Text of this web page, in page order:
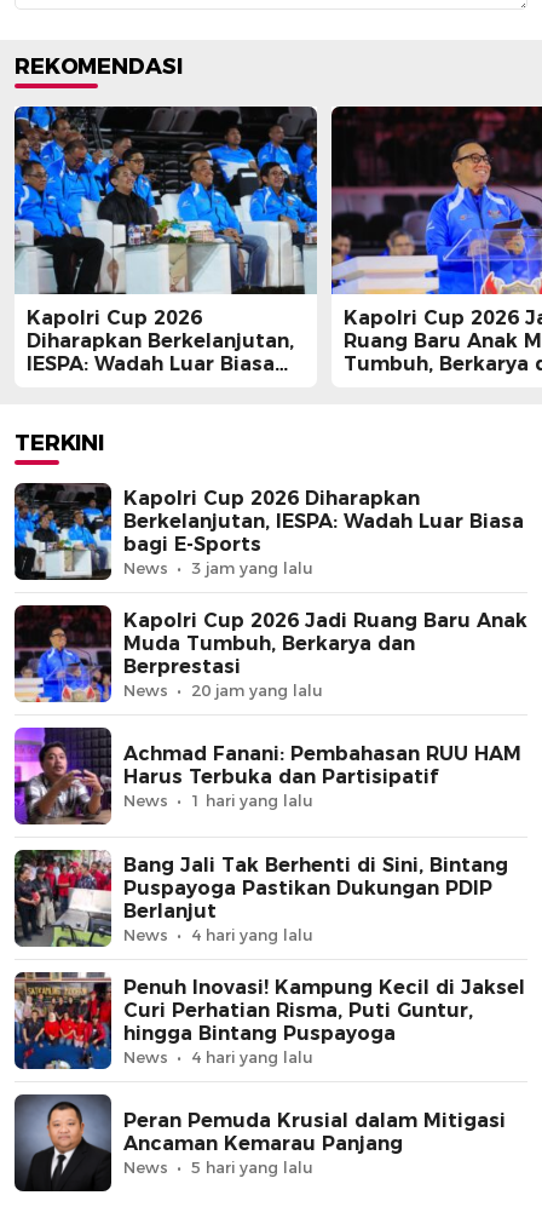
REKOMENDASI
Kapolri Cup 2026
Diharapkan Berkelanjutan,
IESPA: Wadah Luar Biasa
Kapolri Cup 2026
Ruang Baru Anak
Tumbuh, Berkarya
TERKINI
Kapolri Cup 2026 Diharapkan
Berkelanjutan, IESPA: Wadah Luar Biasa
bagi E-Sports
News 3 jam yang lalu
Kapolri Cup 2026 Jadi Ruang Baru Anak
Muda Tumbuh, Berkarya dan
Berprestasi
News 20 jam yang lalu
Achmad Fanani: Pembahasan RUU HAM
Harus Terbuka dan Partisipatif
News 1 hari yang lalu
Bang Jali Tak Berhenti di Sini, Bintang
Puspayoga Pastikan Dukungan PDIP
Berlanjut
News 4 hari yang lalu
Penuh Inovasi! Kampung Kecil di Jaksel
Curi Perhatian Risma, Puti Guntur,
hingga Bintang Puspayoga
News 4 hari yang lalu
Peran Pemuda Krusial dalam Mitigasi
Ancaman Kemarau Panjang
News 5 hari yang lalu